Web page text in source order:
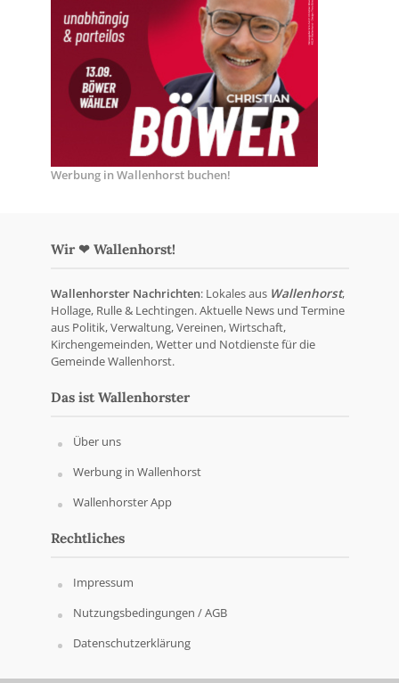
Werbung in Wallenhorst buchen!
Wir ❤ Wallenhorst!
Wallenhorster Nachrichten: Lokales aus Wallenhorst,
Hollage, Rulle & Lechtingen. Aktuelle News und Termine
aus Politik, Verwaltung, Vereinen, Wirtschaft,
Kirchengemeinden, Wetter und Notdienste für die
Gemeinde Wallenhorst.
Das ist Wallenhorster
Über uns
Werbung in Wallenhorst
Wallenhorster App
Rechtliches
Impressum
Nutzungsbedingungen / AGB
Datenschutzerklärung